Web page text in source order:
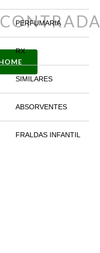
PERFUMARIA
RX
SIMILARES
ABSORVENTES
FRALDAS INFANTIL